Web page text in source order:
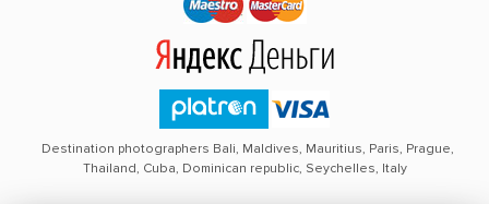
Destination photographers Bali, Maldives, Mauritius, Paris, Prague,
Thailand, Cuba, Dominican republic, Seychelles, Italy